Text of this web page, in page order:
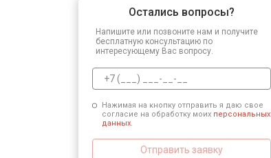
Остались вопросы?
Напишите или позвоните нам и получите
бесплатную консультацию по
интересующему Вас вопросу.
Нажимая на кнопку отправить я даю свое
согласие на обработку моих персональных
данных.
Отправить заявку